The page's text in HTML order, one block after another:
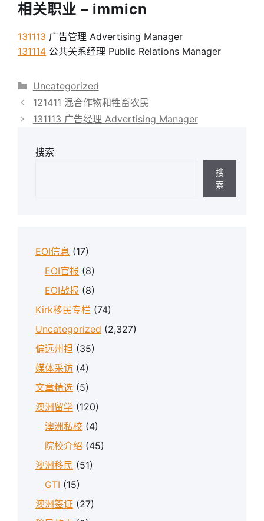
相关职业 – immicn
131113 广告管理 Advertising Manager
131114 公共关系经理 Public Relations Manager
分
类
Uncategorized
121411 混合作物和牲畜农民
131113 广告经理 Advertising Manager
搜索
搜
索
EOI信息 (17)
EOI官报 (8)
EOI战报 (8)
Kirk移民专栏 (74)
Uncategorized (2,327)
偏远州担 (35)
媒体采访 (4)
文章精选 (5)
澳洲留学 (120)
澳洲私校 (4)
院校介绍 (45)
澳洲移民 (51)
GTI (15)
澳洲签证 (27)